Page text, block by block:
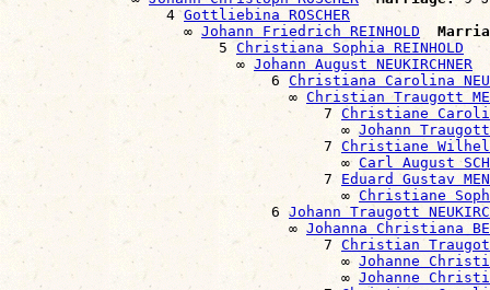
                  4
Gottliebina ROSCHER
                    ∞
Johann Friedrich REINHOLD
                        5
Christiana Sophia REINHOLD
                          ∞
Johann August NEUKIRCHNER
                              6
Christiana Carolina
                                ∞
Christian Traugott
                                    7
Christiane
                                      ∞
Johann Traugott
                                    7
Christiane
                                      ∞
Carl August
                                    7
Eduard Gustav
                                      ∞
Christiane
                              6
Johann Traugott
                                ∞
Johanna Christiana
                                    7
Christian Traugott
                                      ∞
Johanne
                                      ∞
Johanne